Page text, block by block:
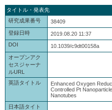
タイトル・発表先
研究成果番号
38409
登録日時
2019.08.20 11:37
DOI
10.1039/c9dt00158a
オープンアク
セスジャーナ
ルURL
英語タイトル
Enhanced Oxygen
Controlled Pt
Nanotubes
日本語タイト